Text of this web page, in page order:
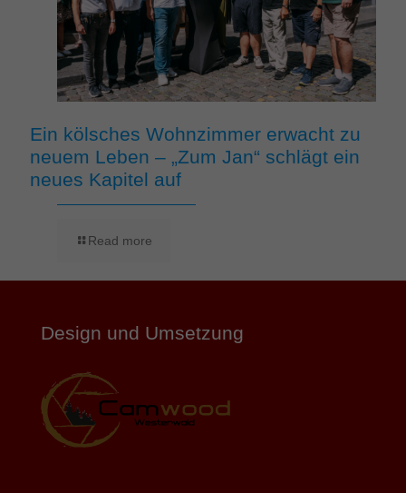
Ein kölsches Wohnzimmer erwacht zu
neuem Leben – „Zum Jan“ schlägt ein
neues Kapitel auf
Read more
Design und Umsetzung